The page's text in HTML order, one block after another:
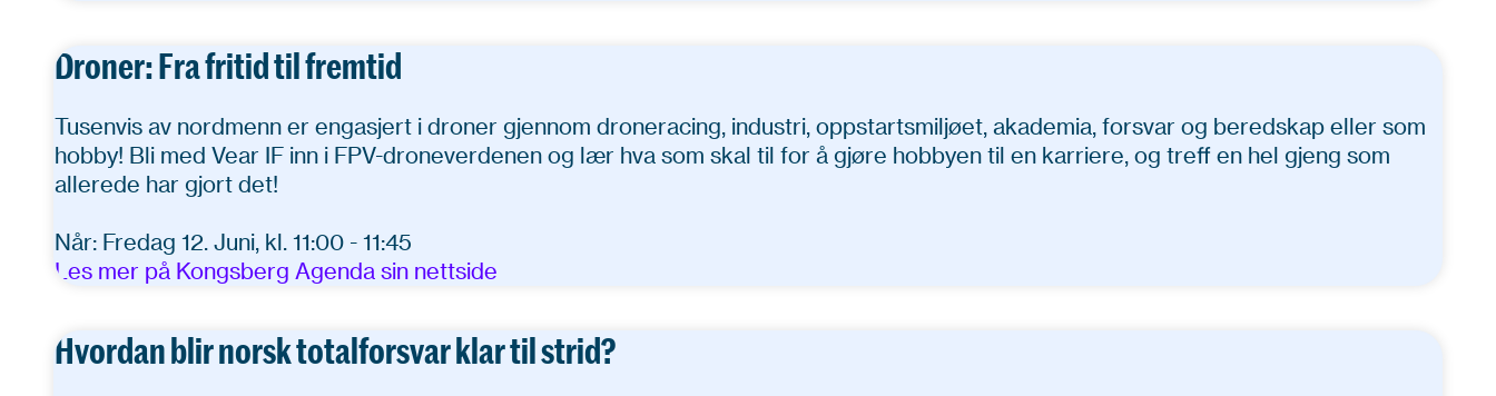
Droner: Fra fritid til fremtid
Tusenvis av nordmenn er engasjert i droner gjennom droneracing, industri, oppstartsmiljøet, akademia, forsvar og beredskap eller som
hobby! Bli med Vear IF inn i FPV-droneverdenen og lær hva som skal til for å gjøre hobbyen til en karriere, og treff en hel gjeng som
allerede har gjort det!
Når: Fredag 12. Juni, kl. 11:00 - 11:45
Les mer på Kongsberg Agenda sin nettside
Hvordan blir norsk totalforsvar klar til strid?